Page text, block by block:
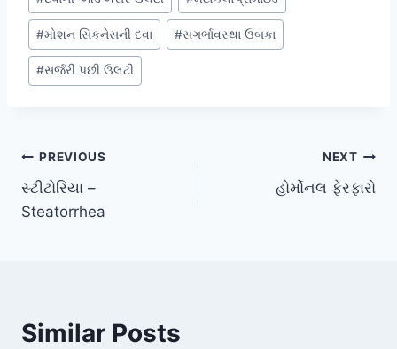
#મોશન સિકનેસની દવા #સગર્ભાવસ્થા ઉબકા
#સર્જરી પછી ઉલટી
Post
navigation
PREVIOUS
સ્ટીટોરિયા –
Steatorrhea
NEXT
હોર્મોનલ ફેરફારો
Similar Posts